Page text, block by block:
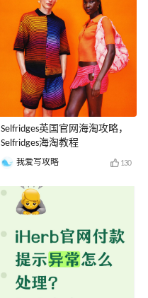
Selfridges英国官网海淘攻略，
Selfridges海淘教程
我爱写攻略 130